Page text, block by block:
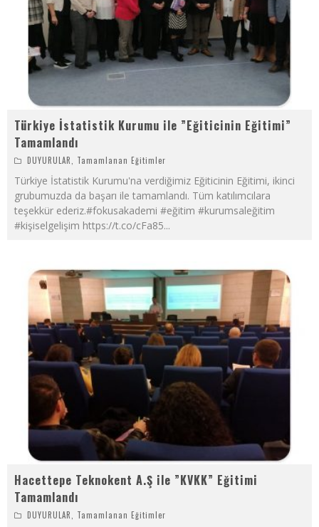
Türkiye İstatistik Kurumu ile ”Eğiticinin Eğitimi”
Tamamlandı
DUYURULAR Tamamlanan Eğitimler
Türkiye İstatistik Kurumu'na verdiğimiz Eğiticinin Eğitimi, ikinci
grubumuzda da başarı ile tamamlandı. Tüm katılımcılara
teşekkür ederiz.#fokusakademi #eğitim #kurumsaleğitim
#kişiselgelişim https://t.co/cFa85...
Hacettepe Teknokent A.Ş ile ”KVKK” Eğitimi
Tamamlandı
DUYURULAR Tamamlanan Eğitimler